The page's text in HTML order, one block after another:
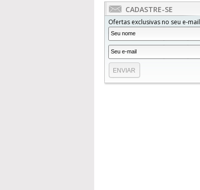
CADASTRE-SE
Ofertas exclusivas no seu e-mail